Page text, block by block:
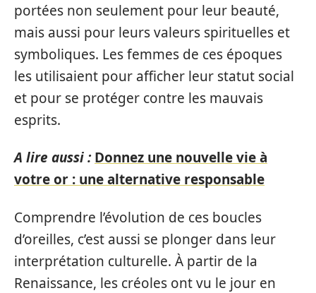
portées non seulement pour leur beauté,
mais aussi pour leurs valeurs spirituelles et
symboliques. Les femmes de ces époques
les utilisaient pour afficher leur statut social
et pour se protéger contre les mauvais
esprits.
A lire aussi : Donnez une nouvelle vie à
votre or : une alternative responsable
Comprendre l’évolution de ces boucles
d’oreilles, c’est aussi se plonger dans leur
interprétation culturelle. À partir de la
Renaissance, les créoles ont vu le jour en